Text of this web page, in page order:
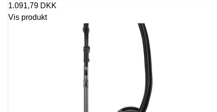
1.091,79 DKK
Vis produkt